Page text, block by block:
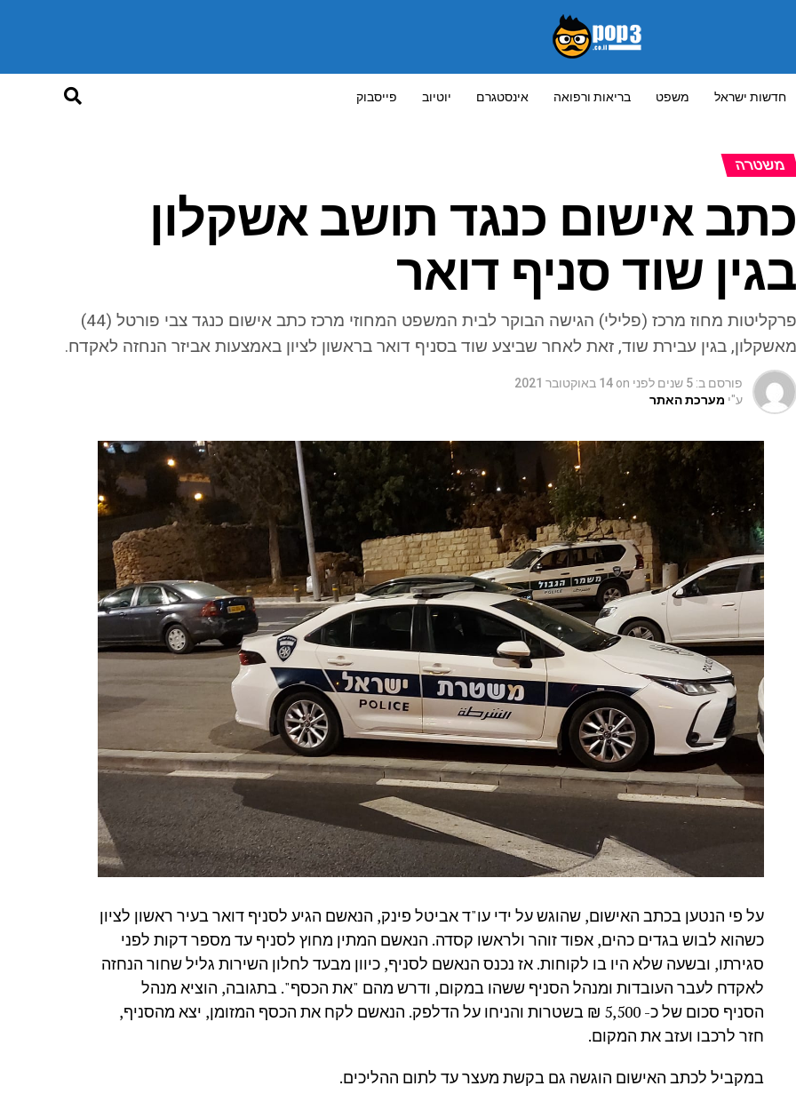
חדשות ישראל משפט בריאות ורפואה אינסטגרם יוטיוב פייסבוק
משטרה
כתב אישום כנגד תושב אשקלון
בגין שוד סניף דואר
פרקליטות מחוז מרכז (פלילי) הגישה הבוקר לבית המשפט המחוזי מרכז כתב אישום כנגד צבי פורטל (44)
מאשקלון, בגין עבירת שוד, זאת לאחר שביצע שוד בסניף דואר בראשון לציון באמצעות אביזר הנחזה לאקדח.
פורסם ב: 5 שנים לפני on 14 באוקטובר 2021
ע"י מערכת האתר
על פי הנטען בכתב האישום, שהוגש על ידי עו"ד אביטל פינק, הנאשם הגיע לסניף דואר בעיר ראשון לציון
כשהוא לבוש בגדים כהים, אפוד זוהר ולראשו קסדה. הנאשם המתין מחוץ לסניף עד מספר דקות לפני
סגירתו, ובשעה שלא היו בו לקוחות. אז נכנס הנאשם לסניף, כיוון מבעד לחלון השירות גליל שחור הנחזה
לאקדח לעבר העובדות ומנהל הסניף ששהו במקום, ודרש מהם "את הכסף". בתגובה, הוציא מנהל
הסניף סכום של כ- 5,500 ₪ בשטרות והניחו על הדלפק. הנאשם לקח את הכסף המזומן, יצא מהסניף,
חזר לרכבו ועזב את המקום.
במקביל לכתב האישום הוגשה גם בקשת מעצר עד לתום ההליכים.